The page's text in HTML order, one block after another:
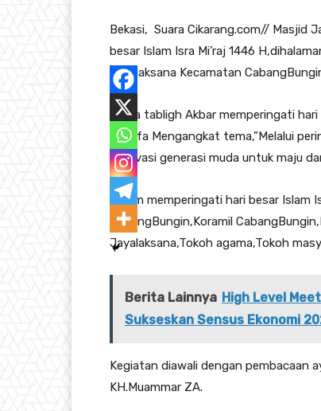
Bekasi, Suara Cikarang.com// Masjid
besar Islam Isra Mi’raj 1446
Jayalaksana Kecamatan
Acara tabligh Akbar memperingati
dhuafa Mengangkat tema,”Melalui
motivasi generasi muda untuk maju
Dalam memperingati hari besar Islam
CabangBungin,Koramil
Jayalaksana,Tokoh agama,Tokoh
Berita Lainnya High Level
Sukseskan Sensus Ekonomi
Kegiatan diawali dengan pembacaan
KH.Muammar ZA.